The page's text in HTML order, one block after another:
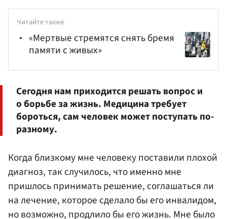
Читайте также
«Мертвые стремятся снять бремя
памяти с живых»
Сегодня нам приходится решать вопрос и
о борьбе за жизнь. Медицина требует
бороться, сам человек может поступать по-
разному.
Когда близкому мне человеку поставили плохой
диагноз, так случилось, что именно мне
пришлось принимать решение, соглашаться ли
на лечение, которое сделало бы его инвалидом,
но возможно, продлило бы его жизнь. Мне было